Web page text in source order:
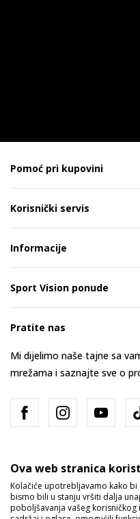
Pomoć pri kupovini
Korisnički servis
Informacije
Sport Vision ponude
Pratite nas
Mi dijelimo naše tajne sa
mrežama i saznajte sve o
Bosna i Hercegovina
Ova web stranica
Kolačiće upotrebljavamo kako
bismo bili u stanju vršiti dalja
poboljšavanja vašeg